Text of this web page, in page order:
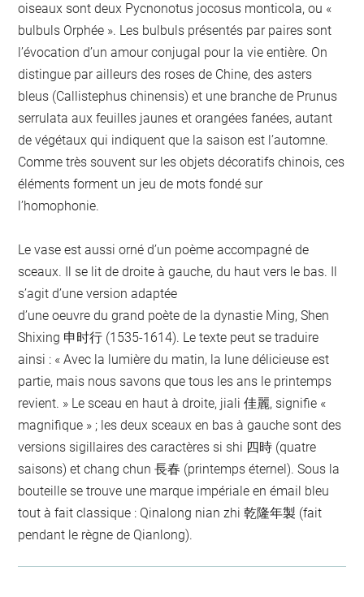
oiseaux sont deux Pycnonotus jocosus monticola, ou «
bulbuls Orphée ». Les bulbuls présentés par paires sont
l’évocation d’un amour conjugal pour la vie entière. On
distingue par ailleurs des roses de Chine, des asters
bleus (Callistephus chinensis) et une branche de Prunus
serrulata aux feuilles jaunes et orangées fanées, autant
de végétaux qui indiquent que la saison est l’automne.
Comme très souvent sur les objets décoratifs chinois, ces
éléments forment un jeu de mots fondé sur
l’homophonie.
Le vase est aussi orné d’un poème accompagné de
sceaux. Il se lit de droite à gauche, du haut vers le bas. Il
s’agit d’une version adaptée
d’une oeuvre du grand poète de la dynastie Ming, Shen
Shixing 申时行 (1535-1614). Le texte peut se traduire
ainsi : « Avec la lumière du matin, la lune délicieuse est
partie, mais nous savons que tous les ans le printemps
revient. » Le sceau en haut à droite, jiali 佳麗, signifie «
magnifique » ; les deux sceaux en bas à gauche sont des
versions sigillaires des caractères si shi 四時 (quatre
saisons) et chang chun 長春 (printemps éternel). Sous la
bouteille se trouve une marque impériale en émail bleu
tout à fait classique : Qinalong nian zhi 乾隆年製 (fait
pendant le règne de Qianlong).